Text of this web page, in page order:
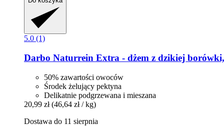
5.0 (1)
Darbo Naturrein Extra -​ dżem z dzikiej
50% zawartości owoców
Środek żelujący pektyna
Delikatnie podgrzewana i mieszana
20,99 zł (46,64 zł / kg)
Dostawa do 11 sierpnia